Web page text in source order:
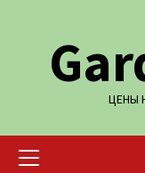
содержимому
ЦЕНЫ
меню